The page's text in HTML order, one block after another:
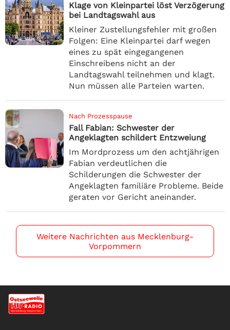
Klage von Kleinpartei löst Verzögerung
bei Landtagswahl aus
Kleiner Zustellungsfehler mit großen
Folgen: Eine Kleinpartei darf wegen
eines zu spät eingegangenen
Einschreibens nicht an der
Landtagswahl teilnehmen und klagt.
Nun müssen alle Parteien warten.
Nach Prozesspause
Fall Fabian: Schwester der
Angeklagten schildert Entzweiung
Im Mordprozess um den achtjährigen
Fabian verdeutlichen die
Schilderungen die Schwester der
Angeklagten familiäre Probleme. Beide
geraten vor Gericht aneinander.
Weitere Nachrichten aus Mecklenburg-
Vorpommern